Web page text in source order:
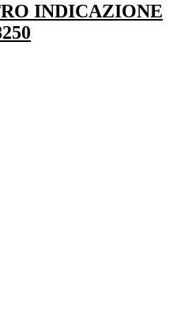
INDICAZIONE